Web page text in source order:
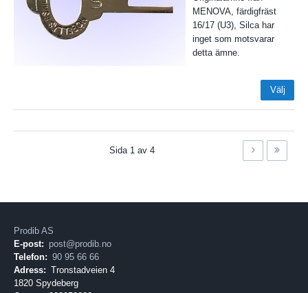
MENOVA, färdigfräst
16/17 (U3), Silca har
inget som motsvarar
detta ämne.
Välj
Sida 1 av 4
Prodib AS
E-post: post@prodib.no
Telefon: 90 95 66 66
Adress: Tronstadveien 4
1820 Spydeberg